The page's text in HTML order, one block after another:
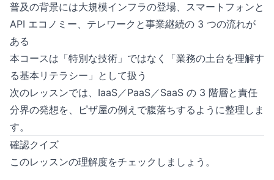
普及の背景には大規模インフラの登場、スマートフォンと
API エコノミー、テレワークと事業継続の 3 つの流れが
ある
本コースは「特別な技術」ではなく「業務の土台を理解す
る基本リテラシー」として扱う
次のレッスンでは、IaaS／PaaS／SaaS の 3 階層と責任
分界の発想を、ピザ屋の例えで腹落ちするように整理しま
す。
確認クイズ
このレッスンの理解度をチェックしましょう。